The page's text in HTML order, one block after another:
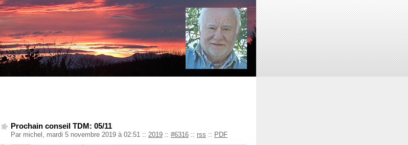
Prochain conseil TDM: 05/11
Par michel, mardi 5 novembre 2019 à 02:51 :: 2019 :: #6316 :: rss :: PDF